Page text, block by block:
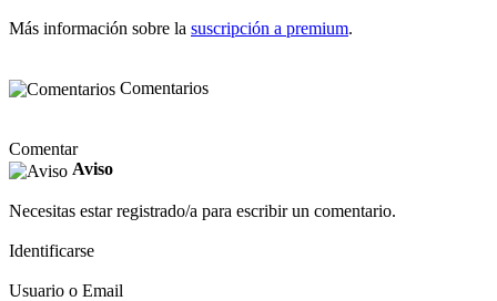
Más información sobre la suscripción a premium.
Comentarios
Comentar
Aviso
Necesitas estar registrado/a para escribir un comentario.
Identificarse
Usuario o Email